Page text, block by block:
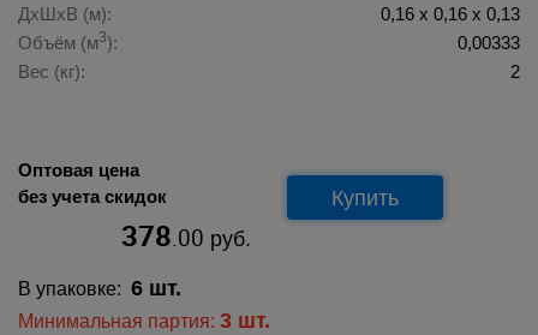
ДхШхВ (м):
0,16 х 0,16 х 0,13
Объём (м3):
0,00333
Вес (кг):
2
Оптовая цена
без учета скидок
378.00 руб.
Купить
В упаковке: 6 шт.
Минимальная партия: 3 шт.